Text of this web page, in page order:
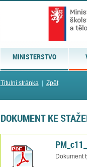
MINISTERSTVO
Titulní stránka| Zpět
DOKUMENT KE
Dokument